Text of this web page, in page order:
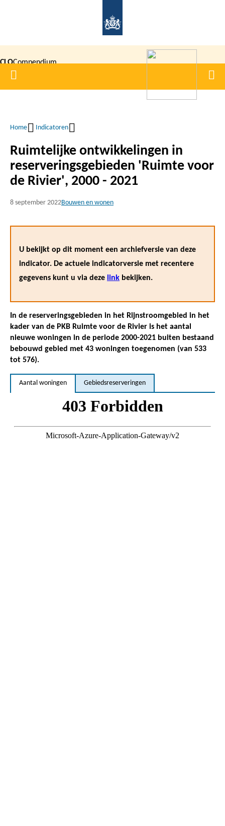
inhoud
gaan
CLOCompendium
voor de
Home
Kruimelpad
Home Indicatoren
Ruimtelijke ontwikkelingen in
reserveringsgebieden 'Ruimte voor
de Rivier', 2000 - 2021
8 september 2022Bouwen en wonen
U bekijkt op dit moment een archiefversie van deze
indicator. De actuele indicatorversie met recentere
gegevens kunt u via deze link bekijken.
In de reserveringsgebieden in het Rijnstroomgebied in het
kader van de PKB Ruimte voor de Rivier is het aantal
nieuwe woningen in de periode 2000-2021 buiten bestaand
bebouwd gebied met 43 woningen toegenomen (van 533
tot 576).
Aantal woningen Gebiedsreserveringen